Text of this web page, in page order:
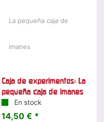
Caja de experimentos: La
pequeña caja de imanes
En stock
14,50 € *